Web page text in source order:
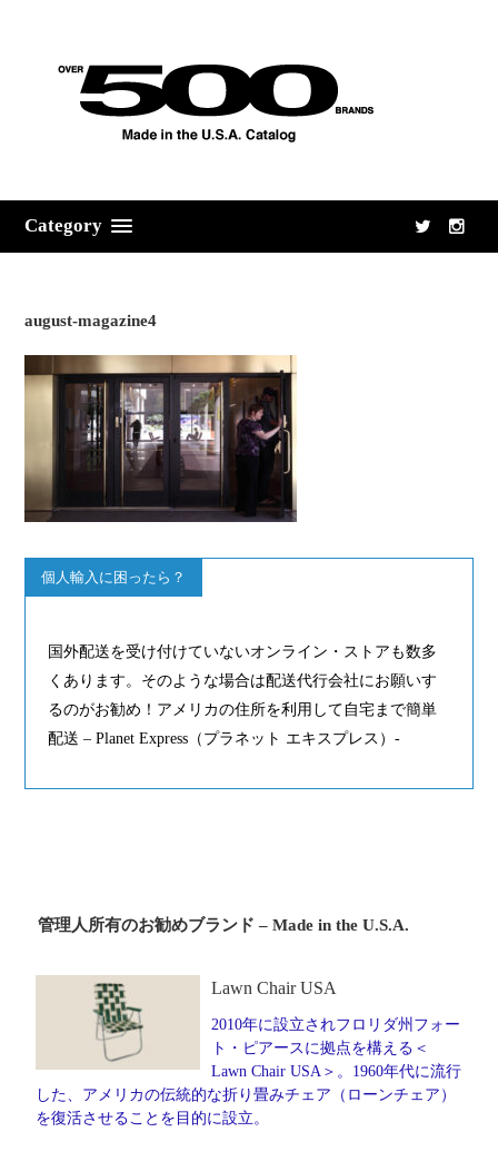
Category
august-magazine4
個人輸入に困ったら？
国外配送を受け付けていないオンライン・ストアも数多
くあります。そのような場合は配送代行会社にお願いす
るのがお勧め！アメリカの住所を利用して自宅まで簡単
配送 – Planet Express（プラネット エキスプレス）-
管理人所有のお勧めブランド – Made in the U.S.A.
Lawn Chair USA
2010年に設立されフロリダ州フォー
ト・ピアースに拠点を構える＜
Lawn Chair USA＞。1960年代に流行
した、アメリカの伝統的な折り畳みチェア（ローンチェア）
を復活させることを目的に設立。